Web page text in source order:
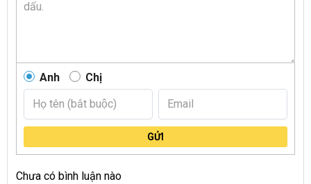
Anh Chị
GỬI
Chưa có bình luận nào